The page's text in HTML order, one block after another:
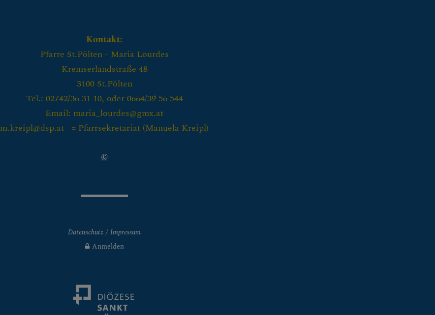
Kontakt:
Pfarre St.Pölten - Maria Lourdes
Kremserlandstraße 48
3100 St.Pölten
Tel.: 02742/36 31 10, oder 0664/39 56 544
Email: maria_lourdes@gmx.at
m.kreipl@dsp.at = Pfarrsekretariat (Manuela Kreipl)
©
Datenschutz
Impressum
Anmelden